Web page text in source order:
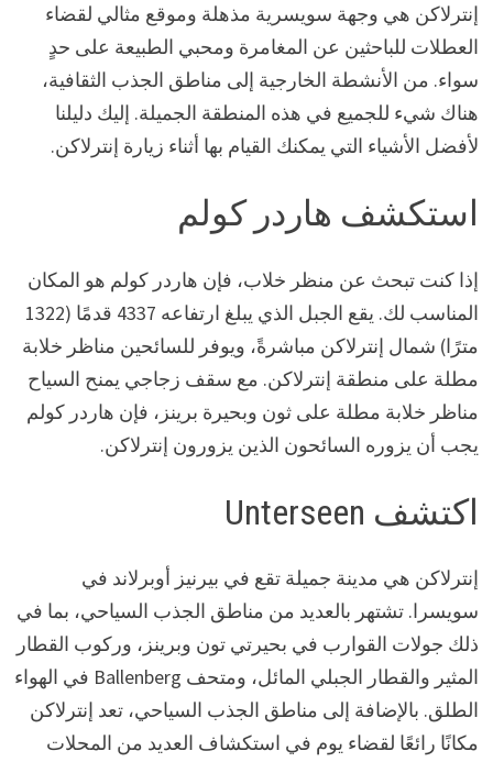
إنترلاكن هي وجهة سويسرية مذهلة وموقع مثالي لقضاء
العطلات للباحثين عن المغامرة ومحبي الطبيعة على حدٍ
سواء. من الأنشطة الخارجية إلى مناطق الجذب الثقافية،
هناك شيء للجميع في هذه المنطقة الجميلة. إليك دليلنا
لأفضل الأشياء التي يمكنك القيام بها أثناء زيارة إنترلاكن.
استكشف هاردر كولم
إذا كنت تبحث عن منظر خلاب، فإن هاردر كولم هو المكان
المناسب لك. يقع الجبل الذي يبلغ ارتفاعه 4337 قدمًا (1322
مترًا) شمال إنترلاكن مباشرةً، ويوفر للسائحين مناظر خلابة
مطلة على منطقة إنترلاكن. مع سقف زجاجي يمنح السياح
مناظر خلابة مطلة على ثون وبحيرة برينز، فإن هاردر كولم
يجب أن يزوره السائحون الذين يزورون إنترلاكن.
اكتشف Unterseen
إنترلاكن هي مدينة جميلة تقع في بيرنيز أوبرلاند في
سويسرا. تشتهر بالعديد من مناطق الجذب السياحي، بما في
ذلك جولات القوارب في بحيرتي تون وبرينز، وركوب القطار
المثير والقطار الجبلي المائل، ومتحف Ballenberg في الهواء
الطلق. بالإضافة إلى مناطق الجذب السياحي، تعد إنترلاكن
مكانًا رائعًا لقضاء يوم في استكشاف العديد من المحلات